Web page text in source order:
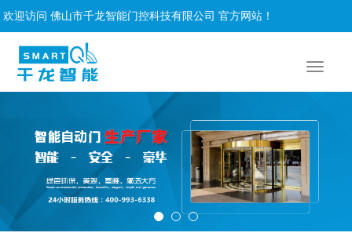
欢迎访问 佛山市千龙智能门控科技有限公司 官方网站！